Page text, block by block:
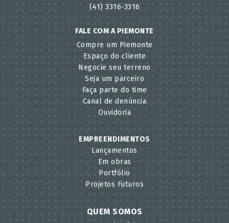
(41) 3316-3316
FALE COM A PIEMONTE
Compre um Piemonte
Espaço do cliente
Negocie seu terreno
Seja um parceiro
Faça parte do time
Canal de denúncia
Ouvidoria
EMPREENDIMENTOS
Lançamentos
Em obras
Portfólio
Projetos Futuros
QUEM SOMOS